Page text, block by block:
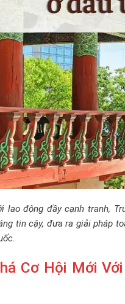
lao động đầy cạnh tranh,
tin cậy, đưa ra giải pháp
Cơ Hội Mới